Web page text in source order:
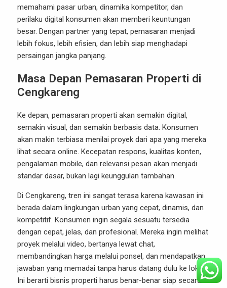
memahami pasar urban, dinamika kompetitor, dan
perilaku digital konsumen akan memberi keuntungan
besar. Dengan partner yang tepat, pemasaran menjadi
lebih fokus, lebih efisien, dan lebih siap menghadapi
persaingan jangka panjang.
Masa Depan Pemasaran Properti di
Cengkareng
Ke depan, pemasaran properti akan semakin digital,
semakin visual, dan semakin berbasis data. Konsumen
akan makin terbiasa menilai proyek dari apa yang mereka
lihat secara online. Kecepatan respons, kualitas konten,
pengalaman mobile, dan relevansi pesan akan menjadi
standar dasar, bukan lagi keunggulan tambahan.
Di Cengkareng, tren ini sangat terasa karena kawasan ini
berada dalam lingkungan urban yang cepat, dinamis, dan
kompetitif. Konsumen ingin segala sesuatu tersedia
dengan cepat, jelas, dan profesional. Mereka ingin melihat
proyek melalui video, bertanya lewat chat,
membandingkan harga melalui ponsel, dan mendapatkan
jawaban yang memadai tanpa harus datang dulu ke lokasi.
Ini berarti bisnis properti harus benar-benar siap secara